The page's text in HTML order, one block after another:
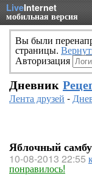
LiveInternet
мобильная версия
Вы были
страницы.
Авторизация
Дневник
Лента друзей -
Яблочный
10-08-2013 22:55
понравилось!